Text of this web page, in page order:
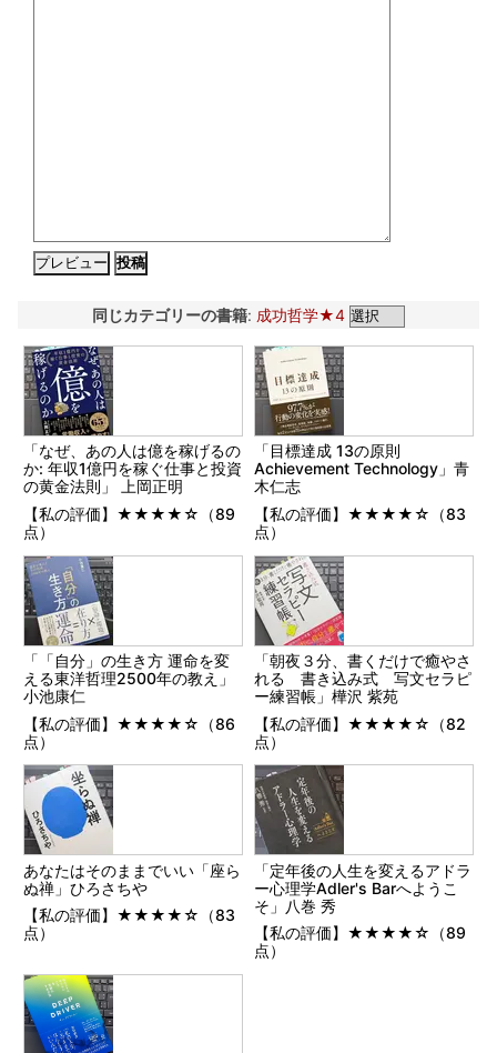
同じカテゴリーの書籍: 成功哲学★4
「なぜ、あの人は億を稼げるの
か: 年収1億円を稼ぐ仕事と投資
の黄金法則」 上岡正明
【私の評価】★★★★☆（89
点）
「目標達成 13の原則
Achievement Technology」青
木仁志
【私の評価】★★★★☆（83
点）
「「自分」の生き方 運命を変
える東洋哲理2500年の教え」
小池康仁
【私の評価】★★★★☆（86
点）
「朝夜３分、書くだけで癒やさ
れる 書き込み式 写文セラピ
ー練習帳」樺沢 紫苑
【私の評価】★★★★☆（82
点）
あなたはそのままでいい「座ら
ぬ禅」ひろさちや
【私の評価】★★★★☆（83
点）
「定年後の人生を変えるアドラ
ー心理学Adler's Barへようこ
そ」八巻 秀
【私の評価】★★★★☆（89
点）